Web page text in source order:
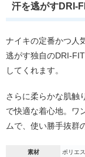
汗を逃がすDRI-
ナイキの定番かつ人
逃がす独自のDRI-
してくれます。
さらに柔らかな肌触
で快適な着心地。ワ
ムで、使い勝手抜群
素材 ポリエ